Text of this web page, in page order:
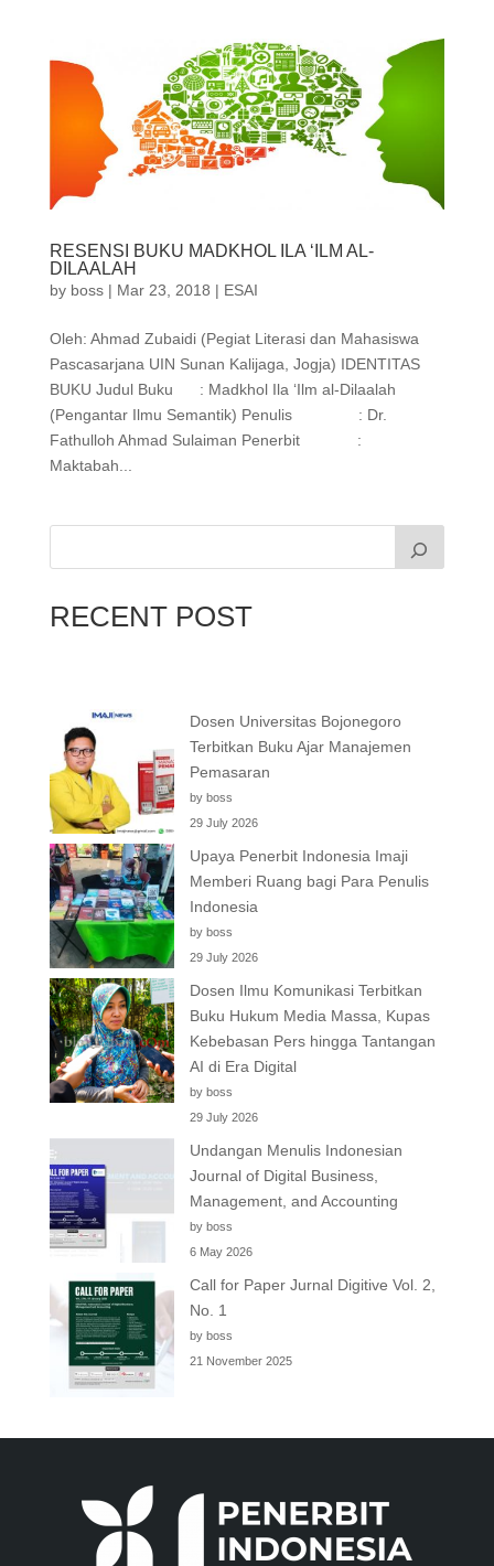
RESENSI BUKU MADKHOL ILA ‘ILM AL-
DILAALAH
by boss| Mar 23, 2018 | ESAI
Oleh: Ahmad Zubaidi (Pegiat Literasi dan Mahasiswa
Pascasarjana UIN Sunan Kalijaga, Jogja) IDENTITAS
BUKU Judul Buku : Madkhol Ila ‘Ilm al-Dilaalah
(Pengantar Ilmu Semantik) Penulis : Dr.
Fathulloh Ahmad Sulaiman Penerbit :
Maktabah...
RECENT POST
Dosen Universitas Bojonegoro
Terbitkan Buku Ajar Manajemen
Pemasaran
by boss
29 July 2026
Upaya Penerbit Indonesia Imaji
Memberi Ruang bagi Para Penulis
Indonesia
by boss
29 July 2026
Dosen Ilmu Komunikasi Terbitkan
Buku Hukum Media Massa, Kupas
Kebebasan Pers hingga Tantangan
AI di Era Digital
by boss
29 July 2026
Undangan Menulis Indonesian
Journal of Digital Business,
Management, and Accounting
by boss
6 May 2026
Call for Paper Jurnal Digitive Vol. 2,
No. 1
by boss
21 November 2025